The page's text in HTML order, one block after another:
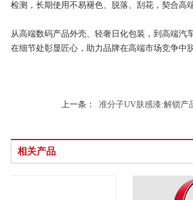
检测，长期使用不易褪色、脱落、刮花，契合高
从高端数码产品外壳、轻奢日化包装，到高端汽
在细节处彰显匠心，助力品牌在高端市场竞争中
上一条： 准分子UV肤感漆:解锁产
相关产品